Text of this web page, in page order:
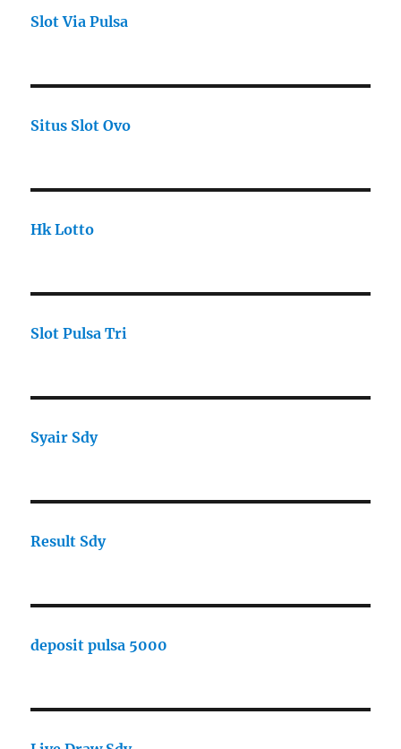
Slot Via Pulsa
Situs Slot Ovo
Hk Lotto
Slot Pulsa Tri
Syair Sdy
Result Sdy
deposit pulsa 5000